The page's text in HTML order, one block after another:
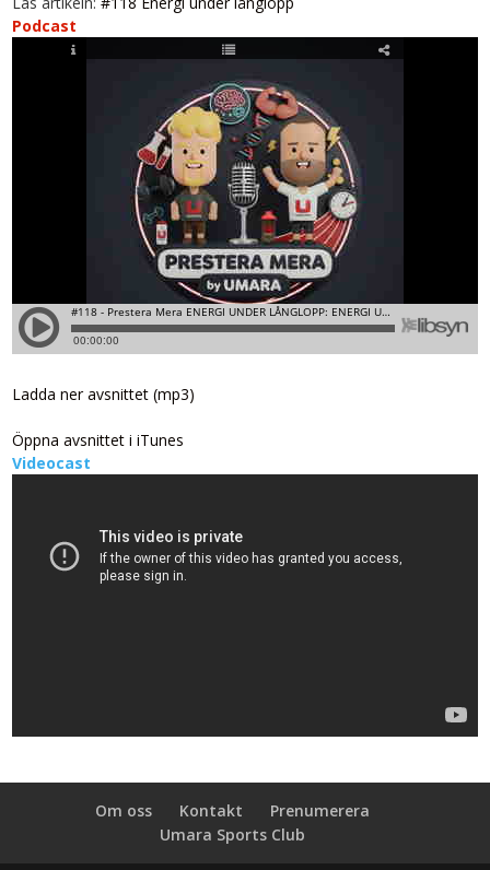
Podcast
Ladda ner avsnittet (mp3)
Öppna avsnittet i iTunes
Videocast
Om oss Kontakt
Prenumerera
Umara Sports Club